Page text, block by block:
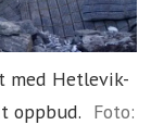
med Hetlevik-
oppbud. Foto: